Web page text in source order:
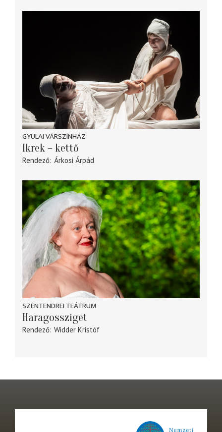
GYULAI VÁRSZÍNHÁZ
Ikrek – kettő
Rendező Árkosi Árpád
SZENTENDREI TEÁTRUM
Haragossziget
Rendező Widder Kristóf